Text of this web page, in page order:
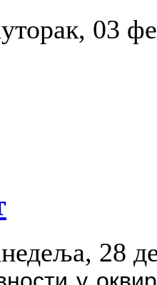
уторак, 03
недеља, 28